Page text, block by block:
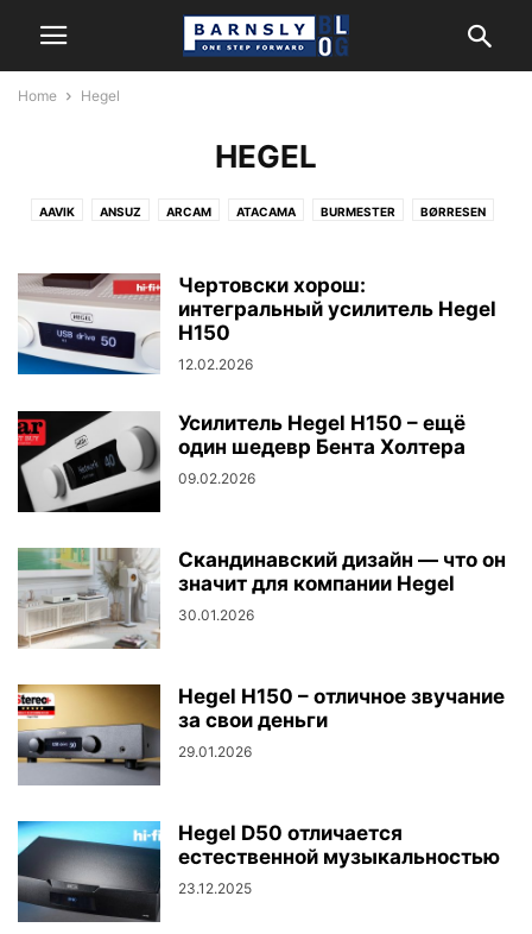
Home Hegel
HEGEL
AAVIK ANSUZ ARCAM ATACAMA BURMESTER BØRRESEN
KANTO AUDIO
MONITOR AUDIO NEWTEC NORDOST POWERGRIP REL REVEL
ROKSAN
Чертовски хорош:
интегральный усилитель Hegel
H150
12.02.2026
Усилитель Hegel H150 – ещё
один шедевр Бента Холтера
09.02.2026
Скандинавский дизайн — что он
значит для компании Hegel
30.01.2026
Hegel H150 – отличное звучание
за свои деньги
29.01.2026
Hegel D50 отличается
естественной музыкальностью
23.12.2025